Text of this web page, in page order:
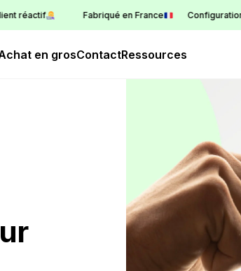
réactif Fabriqué en France Configuration
en grosContactRessources